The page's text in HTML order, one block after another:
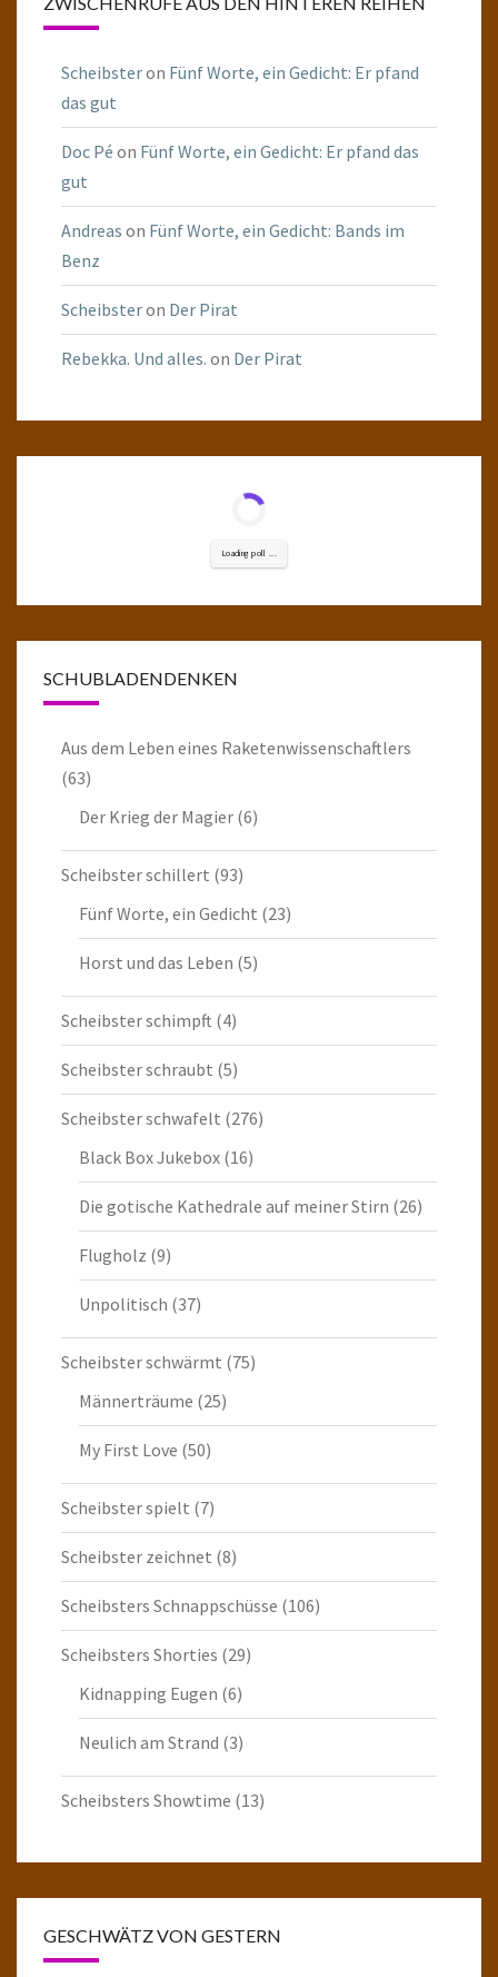
Scheibsteron Fünf Worte, ein Gedicht: Er pfand
das gut
Doc Pé on Fünf Worte, ein Gedicht: Er pfand das
gut
Andreas on Fünf Worte, ein Gedicht: Bands im
Benz
Scheibsteron Der Pirat
Rebekka. Und alles. on Der Pirat
Loading poll ...
SCHUBLADENDENKEN
Aus dem Leben eines Raketenwissenschaftlers
(63)
Der Krieg der Magier (6)
Scheibster schillert (93)
Fünf Worte, ein Gedicht (23)
Horst und das Leben (5)
Scheibster schimpft (4)
Scheibster schraubt (5)
Scheibster schwafelt (276)
Black Box Jukebox (16)
Die gotische Kathedrale auf meiner Stirn (26)
Flugholz (9)
Unpolitisch (37)
Scheibster schwärmt (75)
Männerträume (25)
My First Love (50)
Scheibster spielt (7)
Scheibster zeichnet (8)
Scheibsters Schnappschüsse (106)
Scheibsters Shorties (29)
Kidnapping Eugen (6)
Neulich am Strand (3)
Scheibsters Showtime (13)
GESCHWÄTZ VON GESTERN